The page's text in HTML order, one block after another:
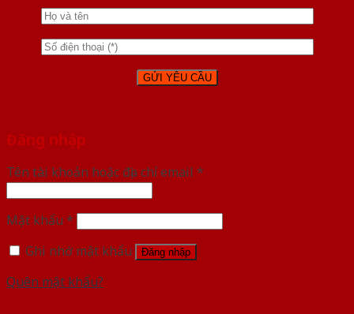
Đăng nhập
Tên tài khoản hoặc địa chỉ email *
Mật khẩu *
Ghi nhớ mật khẩu
Đăng nhập
Quên mật khẩu?